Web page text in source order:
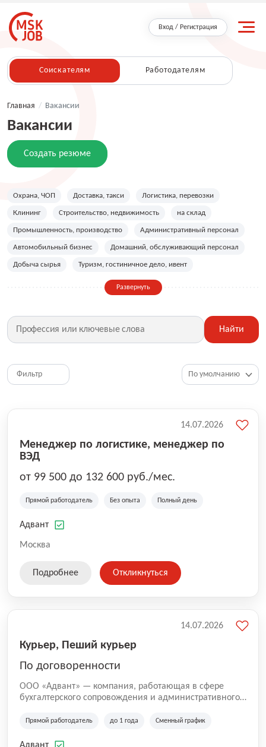
Вход / Регистрация
Соискателям Работодателям
Главная / Вакансии
Вакансии
Создать резюме
Охрана, ЧОП Доставка, такси Логистика, перевозки
Клининг Строительство, недвижимость на склад
Промышленность, производство Административный персонал
Автомобильный бизнес Домашний, обслуживающий персонал
Добыча сырья Туризм, гостиничное дело, ивент
Дизайн, искусство, ивент
Фитнес, красота, спорт Страхование
Медицина, фармацевтика Маркетинг, PR, реклама
HR, управление персоналом
Топ менеджмент, руководители
Развернуть
Найти
Фильтр
Менеджер по логистике, менеджер по
ВЭД
от 99 500 до 132 600 руб./мес.
Прямой работодатель Без опыта Полный день
Адвант
Москва
14.07.2026
Подробнее Откликнуться
Курьер, Пеший курьер
По договоренности
ООО «Адвант» — компания, работающая в сфере
бухгалтерского сопровождения и административного
зарегистрирована в Санкт-Петербурге и
лиц и коммерческих организаций.
Прямой работодатель до 1 года Сменный график
14.07.2026